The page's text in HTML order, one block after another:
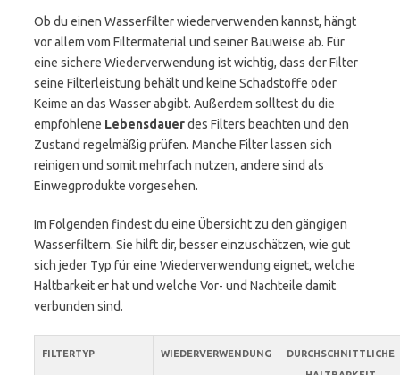
Ob du einen Wasserfilter wiederverwenden kannst, hängt
vor allem vom Filtermaterial und seiner Bauweise ab. Für
eine sichere Wiederverwendung ist wichtig, dass der Filter
seine Filterleistung behält und keine Schadstoffe oder
Keime an das Wasser abgibt. Außerdem solltest du die
empfohlene Lebensdauerdes Filters beachten und den
Zustand regelmäßig prüfen. Manche Filter lassen sich
reinigen und somit mehrfach nutzen, andere sind als
Einwegprodukte vorgesehen.
Im Folgenden findest du eine Übersicht zu den gängigen
Wasserfiltern. Sie hilft dir, besser einzuschätzen, wie gut
sich jeder Typ für eine Wiederverwendung eignet, welche
Haltbarkeit er hat und welche Vor- und Nachteile damit
verbunden sind.
FILTERTYP WIEDERVERWENDUNG
DURCHSCHNITTLICHE